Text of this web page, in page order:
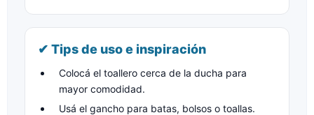
✔ Tips de uso e inspiración
Colocá el toallero cerca de la ducha para
mayor comodidad.
Usá el gancho para batas, bolsos o toallas.